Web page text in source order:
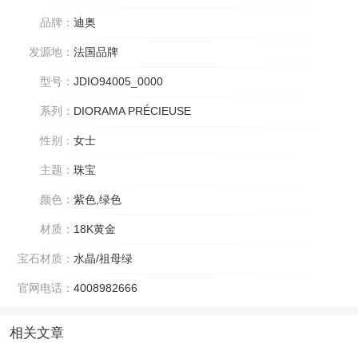
品牌： 迪奥
发源地： 法国品牌
型号： JDIO94005_0000
系列： DIORAMA PRÉCIEUSE
性别： 女士
主题： 珠宝
颜色： 紫色,绿色
材质： 18K黄金
宝石材质： 水晶/祖母绿
官网电话： 4008982666
相关文章